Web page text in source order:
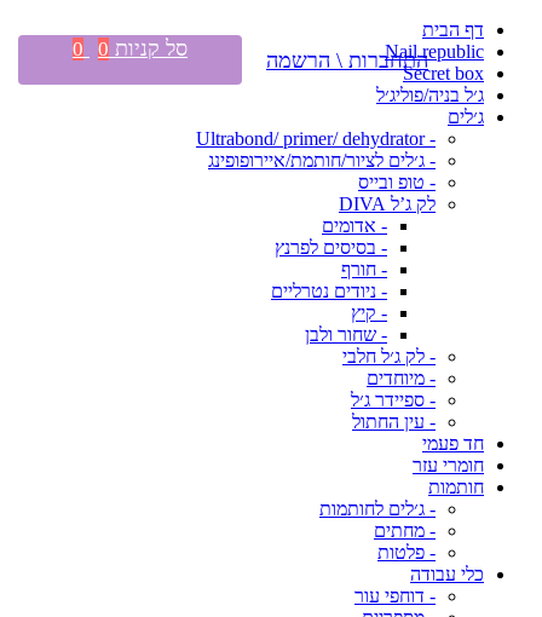
דף הבית
Nail republic
Secret box
ג׳ל בניה/פוליג׳ל
ג׳לים
- Ultrabond/ primer/ dehydrator
- ג׳לים לציור/חותמת/איירופופינג
- טופ ובייס
לק ג’ל DIVA
- אדומים
- בסיסים לפרנץ
- חורף
- ניודים נטרליים
- קיץ
- שחור ולבן
- לק ג׳ל חלבי
- מיוחדים
- ספיידר ג׳ל
- עין החתול
חד פעמי
חומרי עזר
חותמות
- ג׳לים לחותמות
- מחתים
- פלטות
כלי עבודה
- דוחפי עור
התחברות \ הרשמה סל קניות 0
0